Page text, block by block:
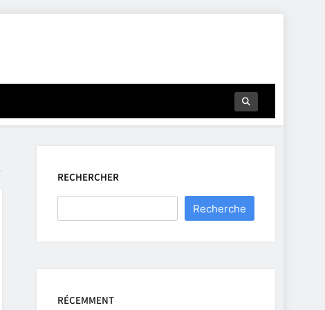
RECHERCHER
Recherche
RÉCEMMENT